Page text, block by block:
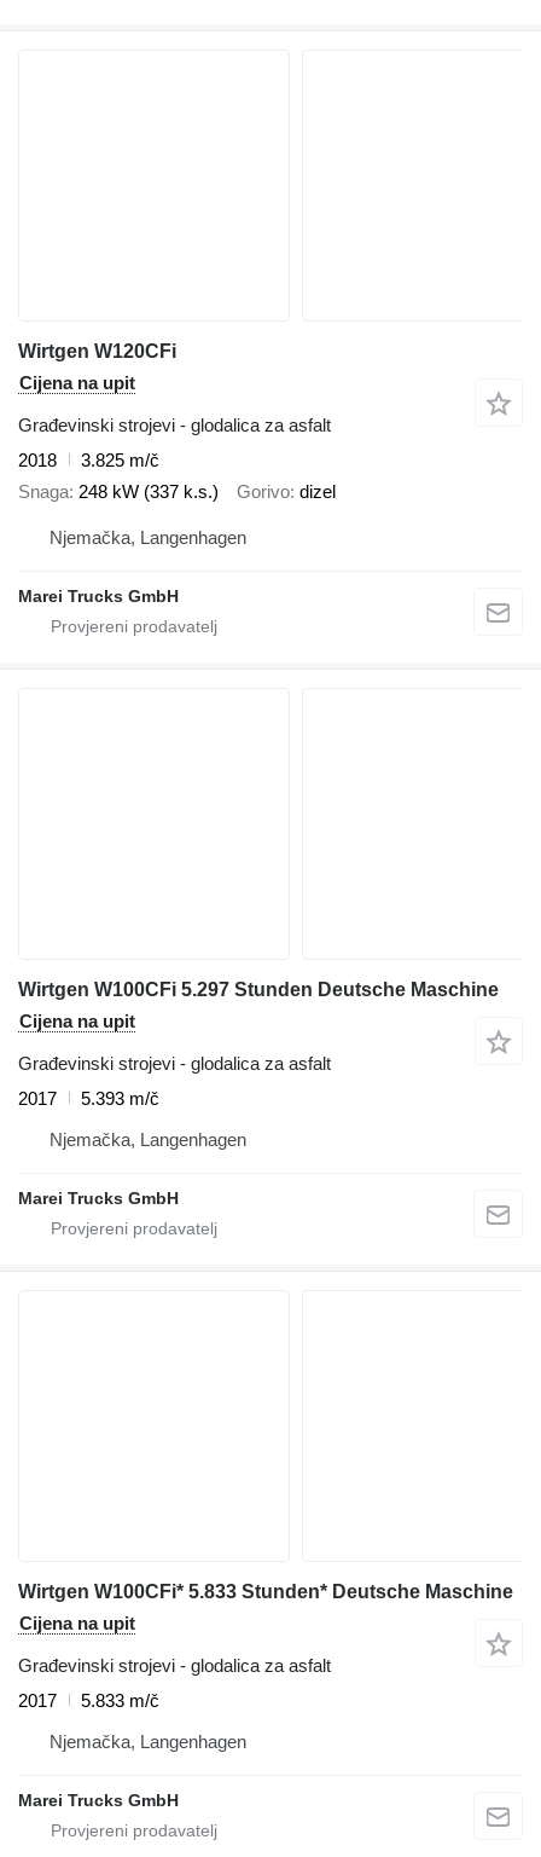
Wirtgen W120CFi
Cijena na upit
Građevinski strojevi - glodalica za asfalt
2018
3.825 m/č
Snaga 248 kW (337 k.s.) Gorivo dizel
Njemačka, Langenhagen
Marei Trucks GmbH
Wirtgen W100CFi 5.297 Stunden Deutsche Maschine
Cijena na upit
Građevinski strojevi - glodalica za asfalt
2017
5.393 m/č
Njemačka, Langenhagen
Marei Trucks GmbH
Wirtgen W100CFi* 5.833 Stunden* Deutsche Maschine
Cijena na upit
Građevinski strojevi - glodalica za asfalt
2017
5.833 m/č
Njemačka, Langenhagen
Marei Trucks GmbH